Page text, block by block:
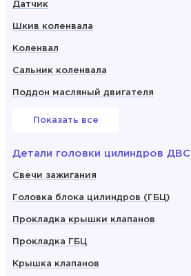
Датчик
Шкив коленвала
Коленвал
Сальник коленвала
Поддон масляный двигателя
Показать все
Детали головки цилиндров ДВС
Свечи зажигания
Головка блока цилиндров (ГБЦ)
Прокладка крышки клапанов
Прокладка ГБЦ
Крышка клапанов